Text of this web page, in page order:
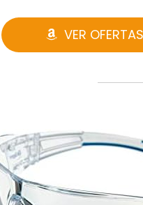
VER